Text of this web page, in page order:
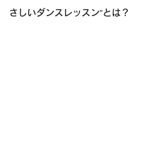
さしいダンスレッスン”とは？